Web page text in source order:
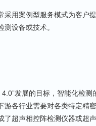
用案例型服务模式为客户提
测设备或技术。
发展的目标，智能化检测
游各行业需要对各类特定精
了超声相控阵检测仪器或超